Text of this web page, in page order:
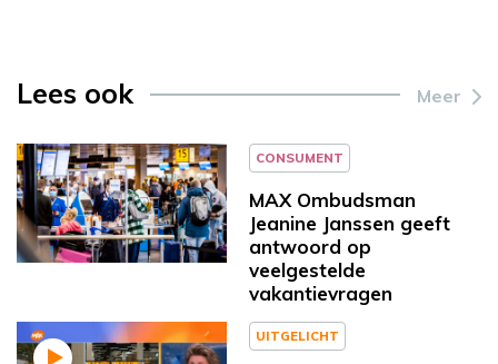
Lees ook Meer
CONSUMENT
MAX Ombudsman
Jeanine Janssen geeft
antwoord op
veelgestelde
vakantievragen
UITGELICHT